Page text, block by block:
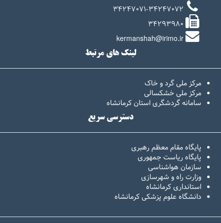
34247071-34247072
34293980
kermanshah@irimo.ir
لینک های مرتبط
مرکز ملی گرد و خاک
مرکز ملی خشکسالی
سامانه گردشگری استان کرمانشاه
دسترسی سریع
پایگاه مقام معظم رهبری
پایگاه ریاست جمهوری
سازمان هواشناسی
وزارت راه و شهرسازی
استانداری کرمانشاه
دانشگاه علوم پزشکی کرمانشاه